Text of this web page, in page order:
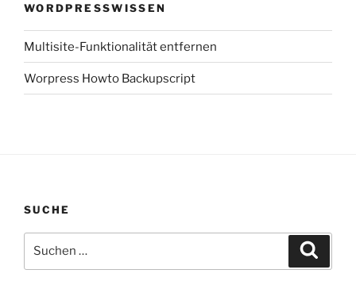
WORDPRESSWISSEN
Multisite-Funktionalität entfernen
Worpress Howto Backupscript
SUCHE
nach: